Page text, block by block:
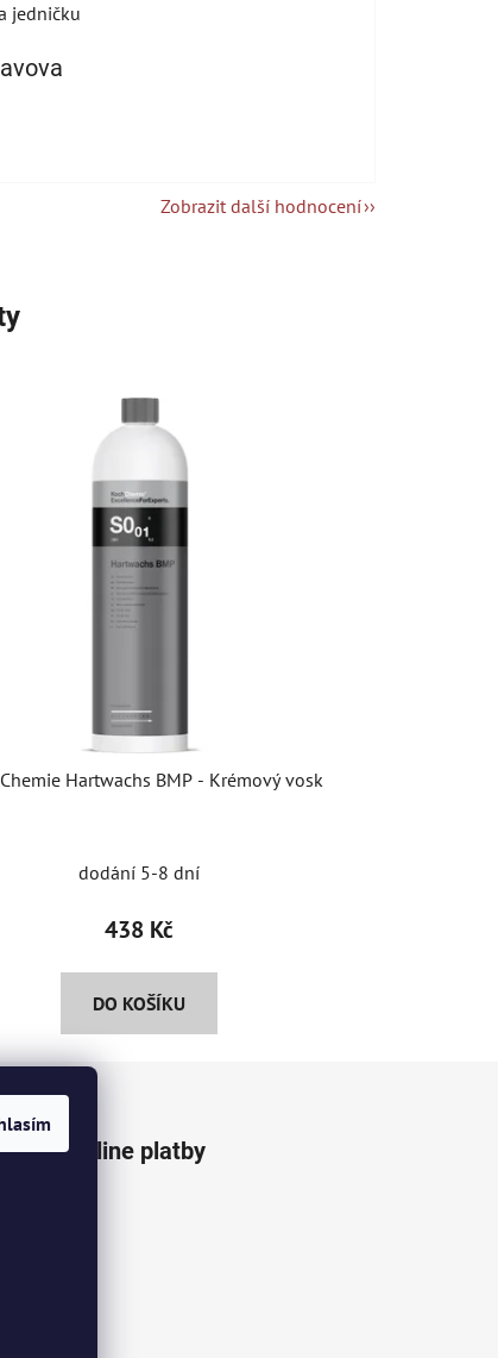
jedničku
obchodu je 5 z 5 hvězdiček.
Zobrazit další hodnocení
Hartwachs BMP - Krémový vosk
dodání 5-8 dní
438 Kč
DO KOŠÍKU
online platby